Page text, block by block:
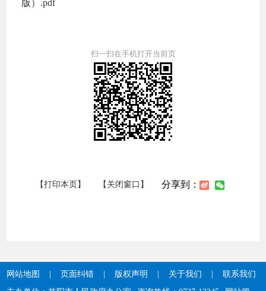
版）.pdf
扫一扫在手机打开当前页
【打印本页】 【关闭窗口】 分享到：
网站地图 页面纠错 版权声明 关于我们
联系我们